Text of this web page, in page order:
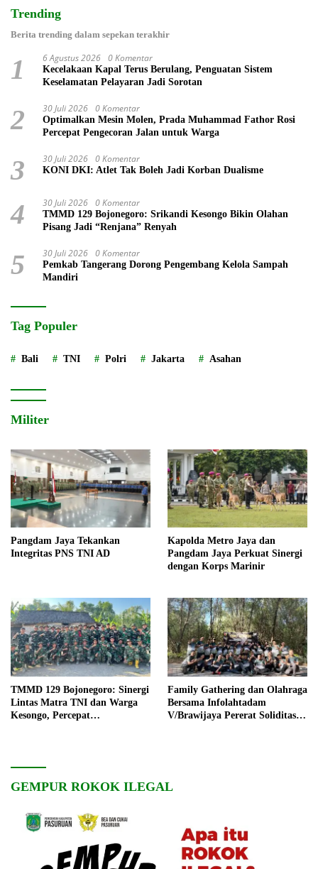
Trending
Berita trending dalam sepekan terakhir
1 6 Agustus 2026 0 Komentar
Kecelakaan Kapal Terus Berulang, Penguatan Sistem
Keselamatan Pelayaran Jadi Sorotan
2 30 Juli 2026 0 Komentar
Optimalkan Mesin Molen, Prada Muhammad Fathor Rosi
Percepat Pengecoran Jalan untuk Warga
3 30 Juli 2026 0 Komentar
KONI DKI: Atlet Tak Boleh Jadi Korban Dualisme
4 30 Juli 2026 0 Komentar
TMMD 129 Bojonegoro: Srikandi Kesongo Bikin Olahan
Pisang Jadi “Renjana” Renyah
5 30 Juli 2026 0 Komentar
Pemkab Tangerang Dorong Pengembang Kelola Sampah
Mandiri
Tag Populer
Bali TNI Polri Jakarta Asahan
Militer
Pangdam Jaya Tekankan
Integritas PNS TNI AD
Kapolda Metro Jaya dan
Pangdam Jaya Perkuat Sinergi
dengan Korps Marinir
TMMD 129 Bojonegoro: Sinergi
Lintas Matra TNI dan Warga
Kesongo, Percepat
Family Gathering dan Olahraga
Bersama Infolahtadam
V/Brawijaya Pererat Soliditas
GEMPUR ROKOK ILEGAL